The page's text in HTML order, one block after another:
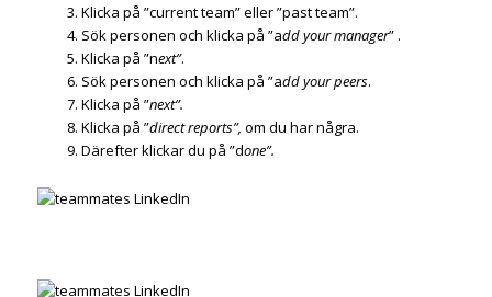
Klicka på ”current team” eller ”past team”.
Sök personen och klicka på ”add your manager” .
Klicka på ”next”.
Sök personen och klicka på ”add your peers.
Klicka på ”next”.
Klicka på ”direct reports”, om du har några.
Därefter klickar du på ”done”.